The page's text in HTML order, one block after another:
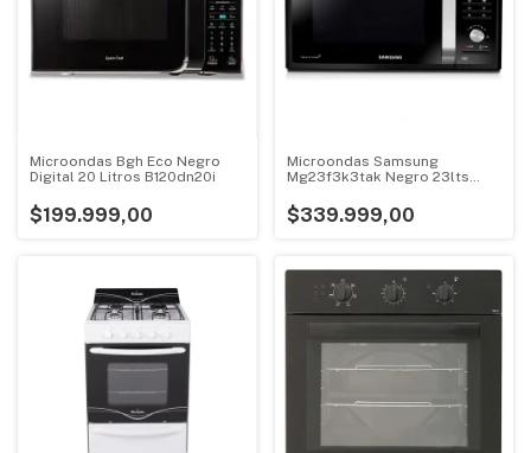
Microondas Bgh Eco Negro
Digital 20 Litros B120dn20i
$199.999,00
Microondas Samsung
Mg23f3k3tak Negro 23lts
$339.999,00